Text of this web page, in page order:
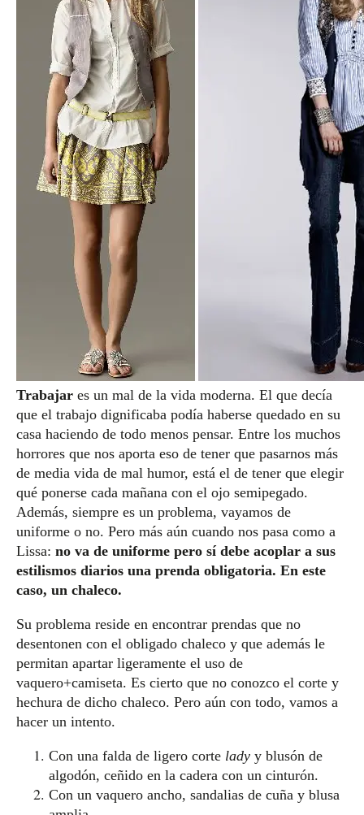
Trabajar es un mal de la vida moderna. El que decía
que el trabajo dignificaba podía haberse quedado en su
casa haciendo de todo menos pensar. Entre los muchos
horrores que nos aporta eso de tener que pasarnos más
de media vida de mal humor, está el de tener que elegir
qué ponerse cada mañana con el ojo semipegado.
Además, siempre es un problema, vayamos de
uniforme o no. Pero más aún cuando nos pasa como a
Lissa: no va de uniforme pero sí debe acoplar a sus
estilismos diarios una prenda obligatoria. En este
caso, un chaleco.
Su problema reside en encontrar prendas que no
desentonen con el obligado chaleco y que además le
permitan apartar ligeramente el uso de
vaquero+camiseta. Es cierto que no conozco el corte y
hechura de dicho chaleco. Pero aún con todo, vamos a
hacer un intento.
Con una falda de ligero corte lady y blusón de
algodón, ceñido en la cadera con un cinturón.
Con un vaquero ancho, sandalias de cuña y blusa